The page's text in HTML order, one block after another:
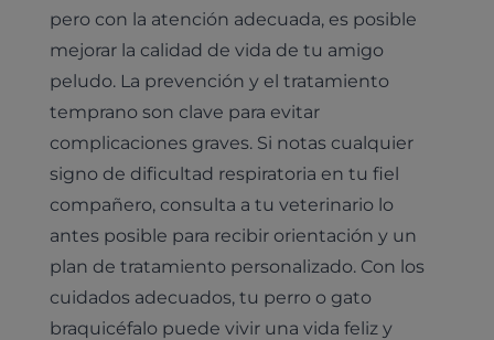
pero con la atención adecuada, es posible
mejorar la calidad de vida de tu amigo
peludo. La prevención y el tratamiento
temprano son clave para evitar
complicaciones graves. Si notas cualquier
signo de dificultad respiratoria en tu fiel
compañero, consulta a tu veterinario lo
antes posible para recibir orientación y un
plan de tratamiento personalizado. Con los
cuidados adecuados, tu perro o gato
braquicéfalo puede vivir una vida feliz y